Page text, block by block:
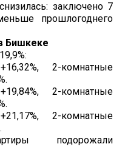
заключено 7
прошлогоднего
Бишкеке
2-комнатные
2-комнатные
2-комнатные
подорожали